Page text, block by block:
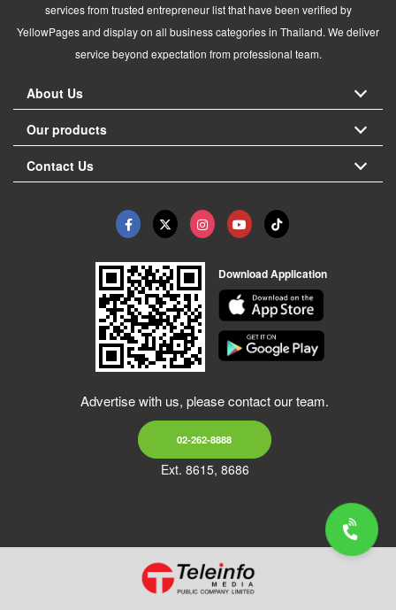
services from trusted entrepreneur list that have been verified by
YellowPages and display on all business categories in Thailand. We deliver
service beyond expectation from professional team.
About Us
Our products
Contact Us
Download Application
Advertise with us, please contact our team.
02-262-8888
Ext. 8615, 8686